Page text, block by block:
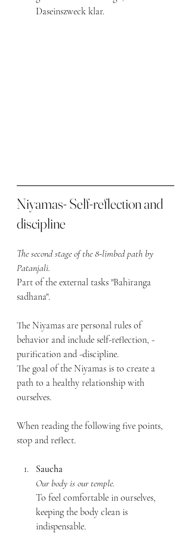
Daseinszweck klar.
Niyamas- Self-reflection and
discipline
The second stage of the 8-limbed path by
Patanjali.
Part of the external tasks "Bahiranga
sadhana".
The Niyamas are personal rules of
behavior and include self-reflection, -
purification and -discipline.
The goal of the Niyamas is to create a
path to a healthy relationship with
ourselves.
When reading the following five points,
stop and reflect.
Saucha
Our body is our temple.
To feel comfortable in ourselves,
keeping the body clean is
indispensable.